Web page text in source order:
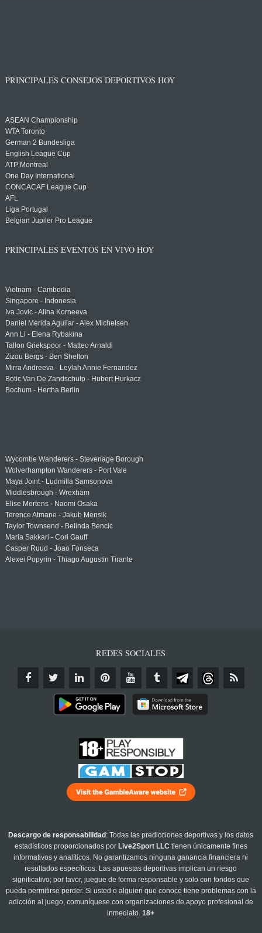
PRINCIPALES CONSEJOS DEPORTIVOS HOY
ASEAN Championship
WTA Toronto
German 2 Bundesliga
English League Cup
ATP Montreal
One Day International
CONCACAF League Cup
AFL
Liga Portugal
Belgian Jupiler Pro League
PRINCIPALES EVENTOS EN VIVO HOY
Vietnam - Cambodia
Singapore - Indonesia
Iva Jovic - Alina Korneeva
Daniel Merida Aguilar - Alex Michelsen
Ann Li - Elena Rybakina
Tallon Griekspoor - Matteo Arnaldi
Zizou Bergs - Ben Shelton
Mirra Andreeva - Leylah Annie Fernandez
Botic Van De Zandschulp - Hubert Hurkacz
Bochum - Hertha Berlin
Wycombe Wanderers - Stevenage Borough
Wolverhampton Wanderers - Port Vale
Maya Joint - Ludmilla Samsonova
Middlesbrough - Wrexham
Elise Mertens - Naomi Osaka
Terence Atmane - Jakub Mensik
Taylor Townsend - Belinda Bencic
Maria Sakkari - Cori Gauff
Casper Ruud - Joao Fonseca
Alexei Popyrin - Thiago Augustin Tirante
REDES SOCIALES
Descargo de responsabilidad : Todas las predicciones deportivas y los datos
estadísticos proporcionados por Live2Sport LLC tienen únicamente fines
informativos y analíticos. No garantizamos ninguna ganancia financiera ni
resultados específicos. Las apuestas deportivas implican un riesgo
significativo; por favor, juegue de forma responsable y solo con fondos que
pueda permitirse perder. Si usted o alguien que conoce tiene problemas con la
adicción al juego, comuníquese con organizaciones de apoyo profesional de
inmediato.18+